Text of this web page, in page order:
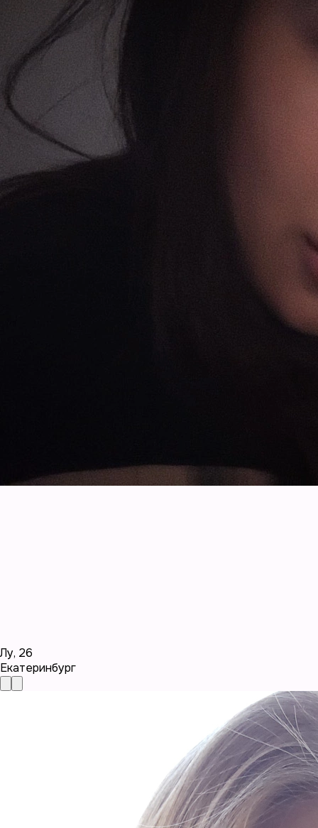
Лу, 26
Екатеринбург